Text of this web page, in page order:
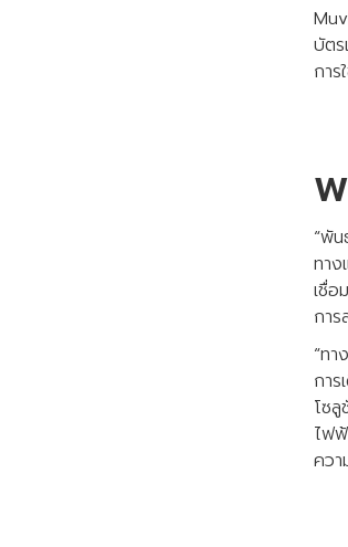
บัตร
การ
“พั
ทา
เชื่
กา
“ท
การ
โซ
ไฟ
คว